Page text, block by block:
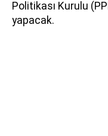
Politikası Kurulu
yapacak.